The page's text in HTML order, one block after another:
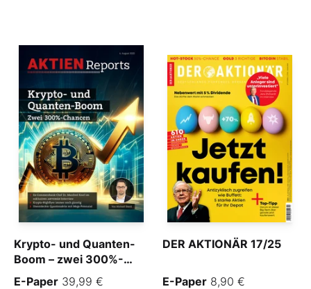
Krypto- und Quanten-
Boom – zwei 300%-
Chancen
E-Paper 39,99 €
DER AKTIONÄR 17/25
E-Paper 8,90 €